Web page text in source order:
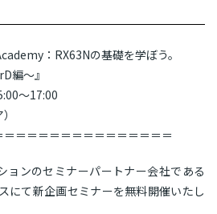
：RX63Nの基礎を学ぼう。
編～』
～17:00
＝＝＝＝＝＝＝＝＝＝＝＝＝＝
ョンのセミナーパートナー会社である
にて新企画セミナーを無料開催いたし